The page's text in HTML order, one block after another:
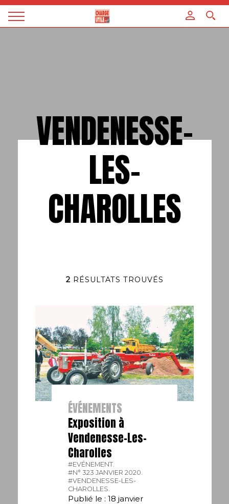
Magazine
VENDENESSE-
LES-
CHAROLLES
2 RÉSULTATS TROUVÉS
ÉVÉNEMENTS
Exposition à
Vendenesse-Les-
Charolles
#EVÉNEMENT.
#N° 323 JANVIER 2020.
#VENDENESSE-LES-
CHAROLLES.
Publié le : 18 janvier
Panneau de gestion des cookies